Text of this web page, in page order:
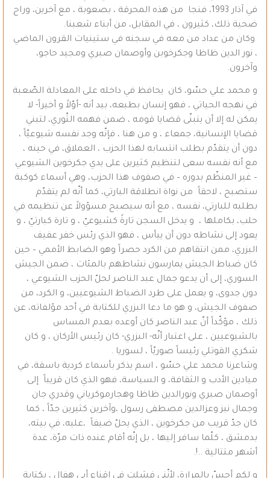
في آذار 1993، فنجا من هذه المحرقة ، بصعوبة ، مع آخرين، وراح
ضحية ذلك، كثيرون ، في المقابل، من أبناء شعبنا.
وكان من عداد من معه في سجنه في ستينيات القرون الماضي
، نور الدين ظاظا وجكرخوبن وأوصمان صبري ومجيد حاجو،
وآخرون.
و محمد علي حسّو، كان يحافظ في داخله على المعادلة الصّعبة
في نهجه الحياتي ، فهو إنسان بطبعه، بيد أنه -أوّلاً و أخيراً- لا
يمكن له إلا أن يتبنّى قضايا قومه ، ضمن فهمه الثّوري، لتبني
قضايا الإنسانية، جمعاء ، و من هنا ، فإنّه وجد نفسه شيوعيّاً ،
دون أن يتقدّم بطلب انتسابه لهذا الحزب ، العملاق، في حينه ،
مع أنه نفسه سعى لتنظيم كثيرين على يدي جكرخوين الشيوعي
– غير المنظّم بدوره – في صفوف هذا الحزب، وهي أسماء كوكبة
ستصبح ، لاحقاً من نواة انطلاقة البارتي، كما أنّه لم يتقدّم
بطلبه للبارتي، نفسه ، مع أنه سيصبح مسؤولاً عن تنظيمه في
حلب، بكاملها ، و يدخل السجن تارةً كشيوعيّ ، و تارة كبارتيّ ، و
يعود إلى نشاطه دون أن ييأس ، فهو الذي رئس خفر عفيف
البزري، ممن انتقاهم من الكرد حصراً وهو الضابط الأممي – حين
كان ضباط الجيش يمارسون نشاطهم بالمئات ، ضمن الجيش
السوري، إلى أن يدعو جمال عبد الناصر لحلّ الحزب الشيوعي ،
دون جدوى، و يعمل على طرد الضباط الشيوعيين، و الكرد، من
صفوف الجيش، و هو ما دعا البزري للكتابة في أحد مؤلفاته، عن
ذلك ، مؤكّداً أنّ عبد الناصر كان أوعده بعدم المساس
بالشيوعيين ، على اعتبار أنّه- البزري- كان رئيس الأركان ، و كان
شكري القوتلي رئيساً صوريّاً ، لسوريا .
وشاعرنا محمد علي حسّو ، اسم يذكر بأسماء كردية باسقة، في
ميادين الأدب و الثقافة، و السياسة، فهو الذي كان قريباً إلى
أوصمان صبري ونورالدين ظاظا وهجارموكرياني وقدري جان
وجمال نبز وعزالدين مصطفى رسول ،وآخرين كثيرين جدّاً ، كما
كان جدّ قريب من جكرخوين ، الذي يحلّ ضيفاً ،عليه، في بيته،
بدمشق ، كلّما سافر إليها ، بل إنّه أقام عنده ذات مرّة، عدة
أشهر متتالية ..!.